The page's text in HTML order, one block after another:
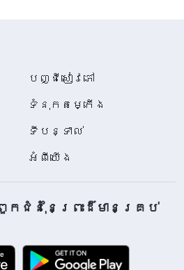
បញ្ជីសៀវភៅ
ទំនុកតម្កើង
ទីបន្ទាល់
អំពីយើង
ជំនុំនៃព្រះដ៏មានគ្រប់